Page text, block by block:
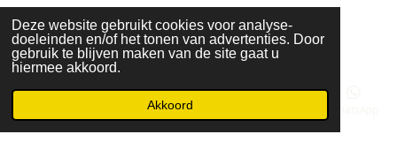
Deze website gebruikt cookies voor analyse-
doeleinden en/of het tonen van advertenties. Door
gebruik te blijven maken van de site gaat u
hiermee akkoord.
Akkoord
Algemene Voorwaarden
© 2020 - 2026 Blush N' Brush by Noa & Cindy
Powered byJouwWeb
Telefoonnummer